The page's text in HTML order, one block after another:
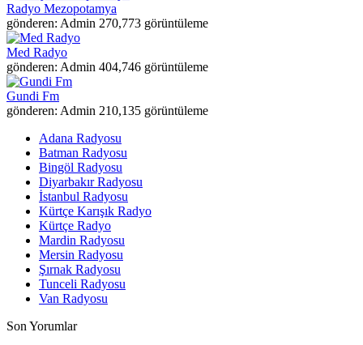
Radyo Mezopotamya
gönderen: Admin 270,773 görüntüleme
Med Radyo
gönderen: Admin 404,746 görüntüleme
Gundi Fm
gönderen: Admin 210,135 görüntüleme
Adana Radyosu
Batman Radyosu
Bingöl Radyosu
Diyarbakır Radyosu
İstanbul Radyosu
Kürtçe Karışık Radyo
Kürtçe Radyo
Mardin Radyosu
Mersin Radyosu
Şırnak Radyosu
Tunceli Radyosu
Van Radyosu
Son Yorumlar